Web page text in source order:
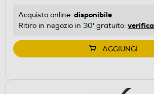
Acquisto online: disponibile
Ritiro in negozio in 30' gratuito: verifica
AGGIUNGI